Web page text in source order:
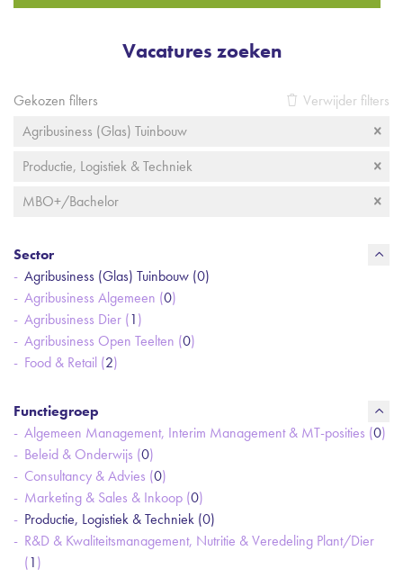
Vacatures zoeken
Gekozen filters
Verwijder filters
Agribusiness (Glas) Tuinbouw
Productie, Logistiek & Techniek
MBO+/Bachelor
Sector
Agribusiness (Glas) Tuinbouw (0)
Agribusiness Algemeen (0)
Agribusiness Dier (1)
Agribusiness Open Teelten (0)
Food & Retail (2)
Functiegroep
Algemeen Management, Interim Management & MT-posities (0)
Beleid & Onderwijs (0)
Consultancy & Advies (0)
Marketing & Sales & Inkoop (0)
Productie, Logistiek & Techniek (0)
R&D & Kwaliteitsmanagement, Nutritie & Veredeling Plant/Dier
(1)